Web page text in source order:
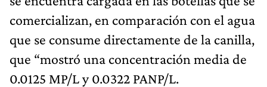
comercializan, en comparación con el agua
que se consume directamente de la canilla,
que “mostró una concentración media de
0.0125 MP/L y 0.0322 PANP/L.